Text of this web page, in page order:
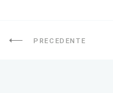
PRECEDENTE